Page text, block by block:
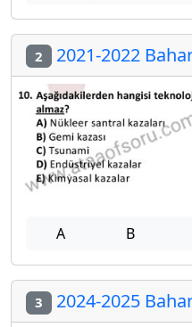
2 2021-2022
A B
3 2024-2025